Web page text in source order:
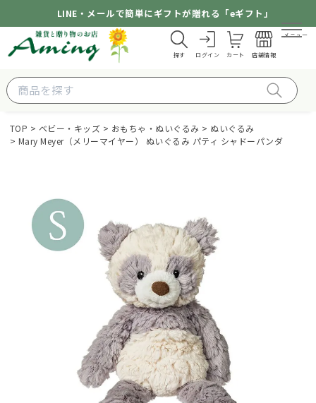
LINE・メールで簡単にギフトが贈れる「eギフト」
探す ログイン カート 店舗情報
メニュー
TOP ベビー・キッズ おもちゃ・ぬいぐるみ
ぬいぐるみ
Mary Meyer（メリーマイヤー） ぬいぐるみ パティ シャドーパンダ